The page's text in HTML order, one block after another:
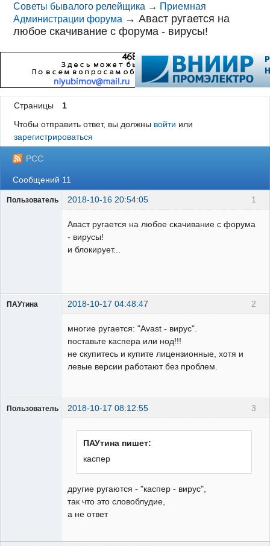
Советы бывалого релейщика → Приемная
Администрации форума →Аваст ругается на
любое скачивание с форума - вирусы!
Страницы
1
Чтобы отправить ответ, вы должны войти или
зарегистрироваться
РСС
Сообщений 11
1
Пользователь 2018-10-16 20:54:05
Аваст ругается на любое скачивание с форума
- вирусы!
и блокирует...
2
ПАУтина 2018-10-17 04:48:47
многие ругается: "Avast - вирус".
поставьте каспера или нод!!!
не скупитесь и купите лицензионные, хотя и
левые версии работают без проблем.
3
Пользователь 2018-10-17 08:12:55
ПАУтина пишет:
каспер
другие ругаются - "каспер - вирус",
так что это словоблудие,
а не ответ